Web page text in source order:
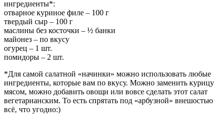
ингредиенты*:
отварное куриное филе – 100 г
твердый сыр – 100 г
маслины без косточки – ½ банки
майонез – по вкусу
огурец – 1 шт.
помидоры – 2 шт.
*Для самой салатной «начинки» можно использовать любые
ингредиенты, которые вам по вкусу. Можно заменить курицу
мясом, можно добавить овощи или вовсе сделать этот салат
вегетарианским. То есть спрятать под «арбузной» внешостью
всё, что угодно:)